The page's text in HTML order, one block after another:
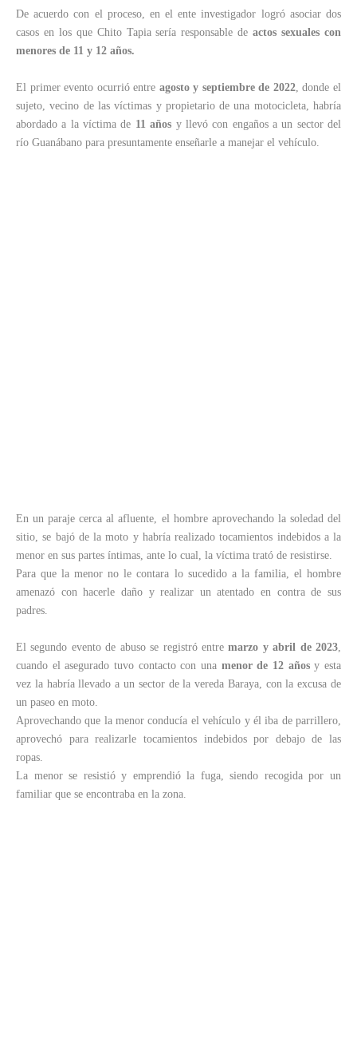
De acuerdo con el proceso, en el ente investigador logró asociar dos
casos en los que Chito Tapia sería responsable deactos sexuales con
menores de 11 y 12 años.
El primer evento ocurrió entre agosto y septiembre de 2022, donde el
sujeto, vecino de las víctimas y propietario de una motocicleta, habría
abordado a la víctima de 11 años y llevó con engaños a un sector del
río Guanábano para presuntamente enseñarle a manejar el vehículo.
En un paraje cerca al afluente, el hombre aprovechando la soledad del
sitio, se bajó de la moto y habría realizado tocamientos indebidos a la
menor en sus partes íntimas, ante lo cual, la víctima trató de resistirse.
Para que la menor no le contara lo sucedido a la familia, el hombre
amenazó con hacerle daño y realizar un atentado en contra de sus
padres.
El segundo evento de abuso se registró entremarzo y abril de 2023,
cuando el asegurado tuvo contacto con una menor de 12 añosy esta
vez la habría llevado a un sector de la vereda Baraya, con la excusa de
un paseo en moto.
Aprovechando que la menor conducía el vehículo y él iba de parrillero,
aprovechó para realizarle tocamientos indebidos por debajo de las
ropas.
La menor se resistió y emprendió la fuga, siendo recogida por un
familiar que se encontraba en la zona.